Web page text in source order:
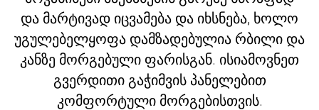
და მარტივად იცვამება და იხსნება, ხოლო
უგულებელყოფა დამზადებულია რბილი და
კანზე მორგებული ფარისგან. ისიამოვნეთ
გვერდითი გაჭიმვის პანელებით
კომფორტული მორგებისთვის.